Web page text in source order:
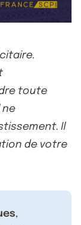
toute
ne
Il
de votre
,